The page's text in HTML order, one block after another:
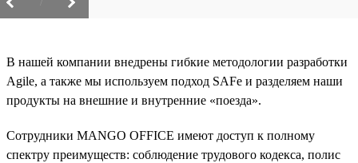
В нашей компании внедрены гибкие методологии разработки
Agile, а также мы используем подход SAFe и разделяем наши
продукты на внешние и внутренние «поезда».
Сотрудники MANGO OFFICE имеют доступ к полному
спектру преимуществ: соблюдение трудового кодекса, полис